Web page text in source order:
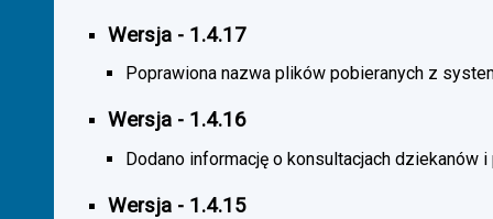
Wersja - 1.4.17
Poprawiona nazwa plików pobieranych z
Wersja - 1.4.16
Dodano informację o konsultacjach dziekanów
Wersja - 1.4.15